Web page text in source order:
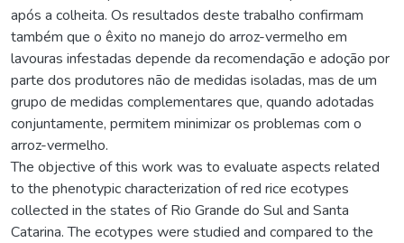
após a colheita. Os resultados deste trabalho confirmam
também que o êxito no manejo do arroz-vermelho em
lavouras infestadas depende da recomendação e adoção por
parte dos produtores não de medidas isoladas, mas de um
grupo de medidas complementares que, quando adotadas
conjuntamente, permitem minimizar os problemas com o
arroz-vermelho.
The objective of this work was to evaluate aspects related
to the phenotypic characterization of red rice ecotypes
collected in the states of Rio Grande do Sul and Santa
Catarina. The ecotypes were studied and compared to the